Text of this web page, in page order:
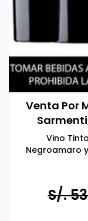
Venta Por
Vino
Negroamaro
S/.